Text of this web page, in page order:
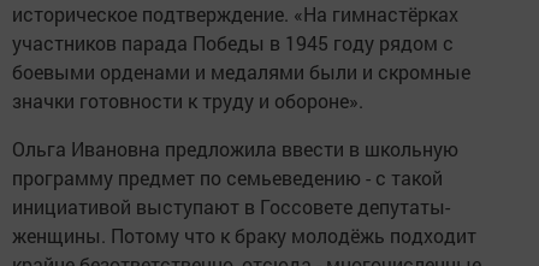
историческое подтверждение. «На гимнастёрках
участников парада Победы в 1945 году рядом с
боевыми орденами и медалями были и скромные
значки готовности к труду и обороне».
Ольга Ивановна предложила ввести в школьную
программу предмет по семьеведению - с такой
инициативой выступают в Госсовете депутаты-
женщины. Потому что к браку молодёжь подходит